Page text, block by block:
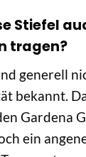
Stiefel
tragen?
generell
bekannt.
Gardena
ein